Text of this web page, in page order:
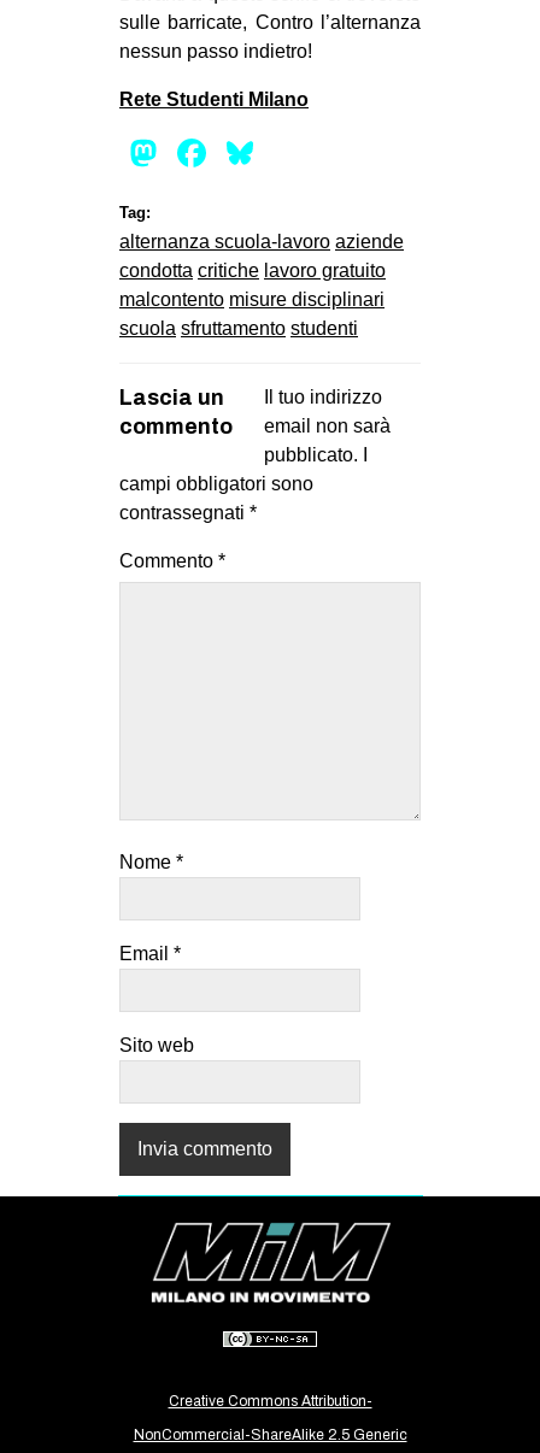
sulle barricate, Contro l’alternanza
nessun passo indietro!
Rete Studenti Milano
Mastodon
Facebook
Tag:
alternanza scuola-lavoro aziende
condotta critiche lavoro gratuito
malcontento misure disciplinari
scuola sfruttamento studenti
Lascia un
commento
Il tuo indirizzo
email non sarà
pubblicato.
campi obbligatori sono
contrassegnati *
Commento *
Nome *
Email *
Sito web
Creative Commons Attribution-
NonCommercial-ShareAlike 2.5 Generic